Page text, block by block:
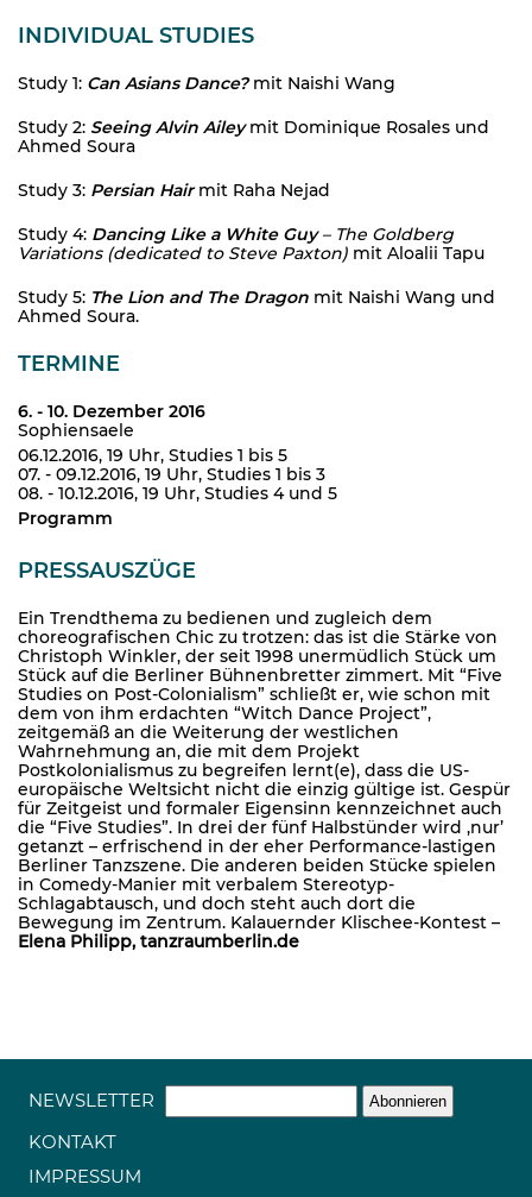
INDIVIDUAL STUDIES
Study 1: Can Asians Dance?mit Naishi Wang
Study 2: Seeing Alvin Aileymit Dominique Rosales und
Ahmed Soura
Study 3: Persian Hairmit Raha Nejad
Study 4: Dancing Like a White Guy– The Goldberg
Variations (dedicated to Steve Paxton) mit Aloalii Tapu
Study 5: The Lion and The Dragon mit Naishi Wang und
Ahmed Soura.
TERMINE
6. - 10. Dezember 2016
Sophiensaele
06.12.2016, 19 Uhr, Studies 1 bis 5
07. - 09.12.2016, 19 Uhr, Studies 1 bis 3
08. - 10.12.2016, 19 Uhr, Studies 4 und 5
Programm
PRESSAUSZÜGE
Ein Trendthema zu bedienen und zugleich dem
choreografischen Chic zu trotzen: das ist die Stärke von
Christoph Winkler, der seit 1998 unermüdlich Stück um
Stück auf die Berliner Bühnenbretter zimmert. Mit “Five
Studies on Post-Colonialism” schließt er, wie schon mit
dem von ihm erdachten “Witch Dance Project”,
zeitgemäß an die Weiterung der westlichen
Wahrnehmung an, die mit dem Projekt
Postkolonialismus zu begreifen lernt(e), dass die US-
europäische Weltsicht nicht die einzig gültige ist. Gespür
für Zeitgeist und formaler Eigensinn kennzeichnet auch
die “Five Studies”. In drei der fünf Halbstünder wird ‚nur’
getanzt – erfrischend in der eher Performance-lastigen
Berliner Tanzszene. Die anderen beiden Stücke spielen
in Comedy-Manier mit verbalem Stereotyp-
Schlagabtausch, und doch steht auch dort die
Bewegung im Zentrum. Kalauernder Klischee-Kontest –
Elena Philipp, tanzraumberlin.de
NEWSLETTER
KONTAKT
IMPRESSUM